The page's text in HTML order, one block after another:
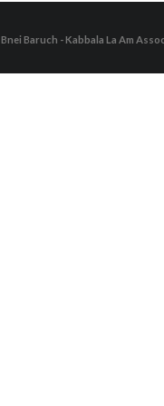
Bnei Baruch - Kabbala La Am